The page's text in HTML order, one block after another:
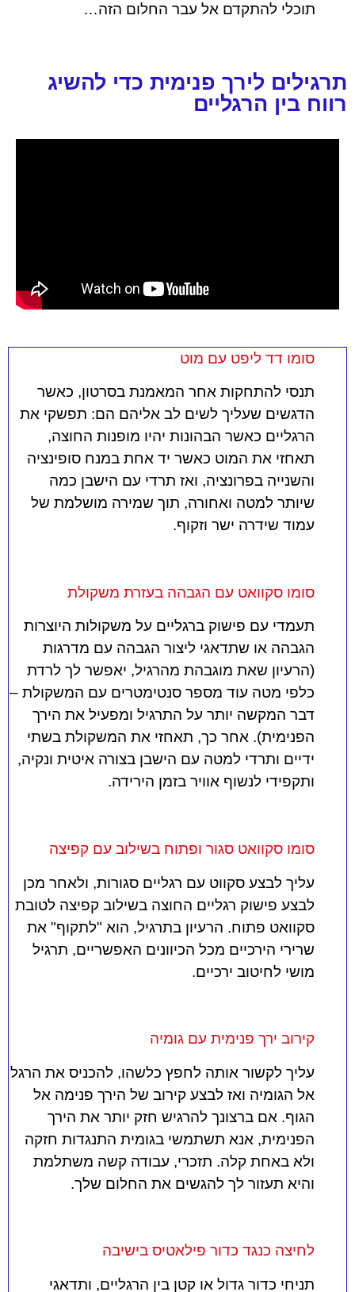
תוכלי להתקדם אל עבר החלום הזה…
תרגילים לירך פנימית כדי להשיג
רווח בין הרגליים
סומו דד ליפט עם מוט
תנסי להתחקות אחר המאמנת בסרטון, כאשר
הדגשים שעליך לשים לב אליהם הם: תפשקי את
הרגליים כאשר הבהונות יהיו מופנות החוצה,
תאחזי את המוט כאשר יד אחת במנח סופינציה
והשנייה בפרונציה, ואז תרדי עם הישבן כמה
שיותר למטה ואחורה, תוך שמירה מושלמת של
עמוד שידרה ישר וזקוף.
סומו סקוואט עם הגבהה בעזרת משקולת
תעמדי עם פישוק ברגליים על משקולות היוצרות
הגבהה או שתדאגי ליצור הגבהה עם מדרגות
(הרעיון שאת מוגבהת מהרגיל, יאפשר לך לרדת
כלפי מטה עוד מספר סנטימטרים עם המשקולת –
דבר המקשה יותר על התרגיל ומפעיל את הירך
הפנימית). אחר כך, תאחזי את המשקולת בשתי
ידיים ותרדי למטה עם הישבן בצורה איטית ונקיה,
ותקפידי לנשוף אוויר בזמן הירידה.
סומו סקוואט סגור ופתוח בשילוב עם קפיצה
עליך לבצע סקווט עם רגליים סגורות, ולאחר מכן
לבצע פישוק רגליים החוצה בשילוב קפיצה לטובת
סקוואט פתוח. הרעיון בתרגיל, הוא "לתקוף" את
שרירי הירכיים מכל הכיוונים האפשריים, תרגיל
מושי לחיטוב ירכיים.
קירוב ירך פנימית עם גומיה
עליך לקשור אותה לחפץ כלשהו, להכניס את הרגל
אל הגומיה ואז לבצע קירוב של הירך פנימה אל
הגוף. אם ברצונך להרגיש חזק יותר את הירך
הפנימית, אנא תשתמשי בגומית התנגדות חזקה
ולא באחת קלה. תזכרי, עבודה קשה משתלמת
והיא תעזור לך להגשים את החלום שלך.
לחיצה כנגד כדור פילאטיס בישיבה
תניחי כדור גדול או קטן בין הרגליים, ותדאגי